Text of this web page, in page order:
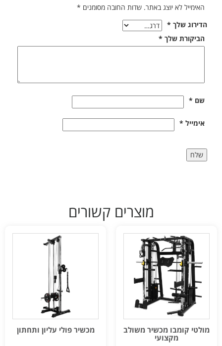
האימייל לא יוצג באתר. שדות החובה מסומנים *
הדירוג שלך *
הביקורת שלך *
שם *
אימייל *
מוצרים קשורים
מולטי קומבו מכשיר משולב
מקצועי
מכשיר פולי עליון ותחתון